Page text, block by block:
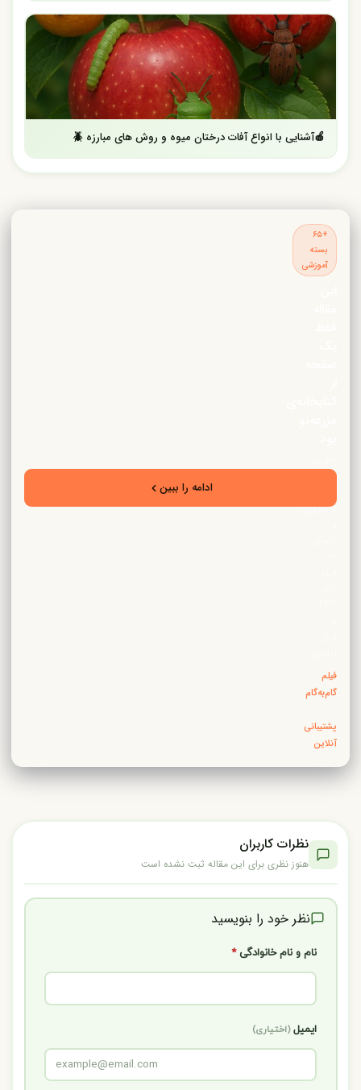
🍎آشنایی با انواع آفات درختان میوه و روش های مبارزه 🪲
+۶۵
بسته
آموزشی
تخصصی
دامپروری
فیلم
گام‌به‌گام
پشتیبانی
آنلاین
ادامه را ببین
نظرات کاربران
هنوز نظری برای این مقاله ثبت نشده است
نظر خود را بنویسید
نام و نام خانوادگی*
ایمیل(اختیاری)